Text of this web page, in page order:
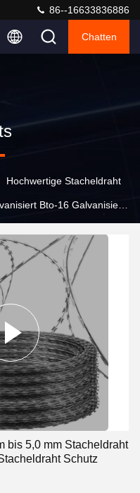
86--16633836886
Chatten
Hochwertige Stacheldraht
Bto-16 Galvanisiert
bis 5,0 mm Stacheldraht
Schutz